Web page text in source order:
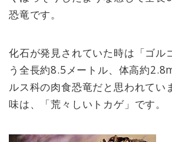
恐竜です。
化石が発見されていた時は「ゴル
う全長約8.5メートル、体高約
ルス科の肉食恐竜だと思われてい
味は、「荒々しいトカゲ」です。